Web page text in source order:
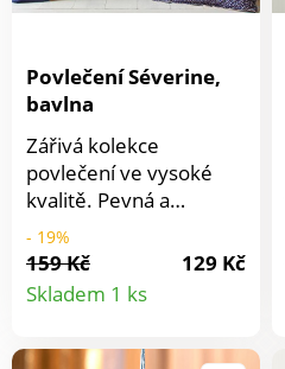
Povlečení Séverine,
bavlna
Zářivá kolekce
povlečení ve vysoké
kvalitě. Pevná a
pravidelná tkanina.
Povlak na polštář s
kontrastním lemem, 2
potisky na výběr: 1
- 19%
159 Kč
129 Kč
Skladem 1 ks
Detail